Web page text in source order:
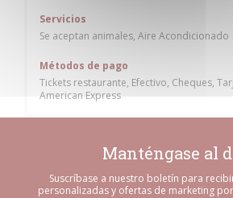
Servicios
Se aceptan animales, Aire Acondicionado
Métodos de pago
Tickets restaurante, Efectivo, Cheques,
American Express
Manténgase al
Suscríbase a nuestro boletín para
personalizadas y ofertas de marketing